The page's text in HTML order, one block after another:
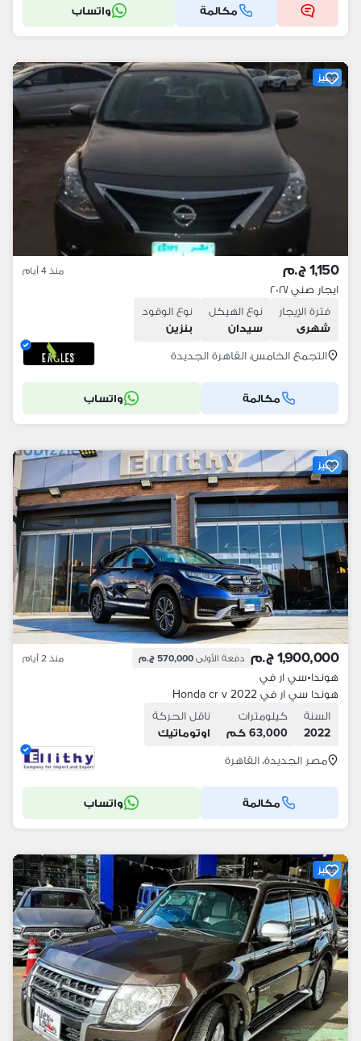
مكالمة واتساب
مميز
1,150 ج.م منذ 4 أيام
ايجار صني ٢٠٢٧
فترة الإيجار
شهرى
نوع الهيكل
سيدان
نوع الوقود
بنزين
التجمع الخامس، القاهرة الجديدة
مكالمة واتساب
مميز
1,900,000 ج.م دفعة الأولى 570,000 ج.م منذ 2 أيام
هوندا•سي ار في
هوندا سي ار في 2022 Honda cr v
السنة
2022
كيلومترات
63,000 كم
ناقل الحركة
اوتوماتيك
مصر الجديدة، القاهرة
مكالمة واتساب
مميز